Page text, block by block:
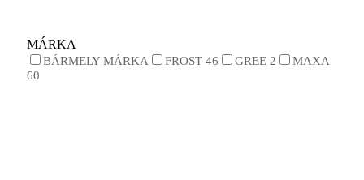
MÁRKA
BÁRMELY MÁRKA FROST 46 GREE 2
MAXA
60